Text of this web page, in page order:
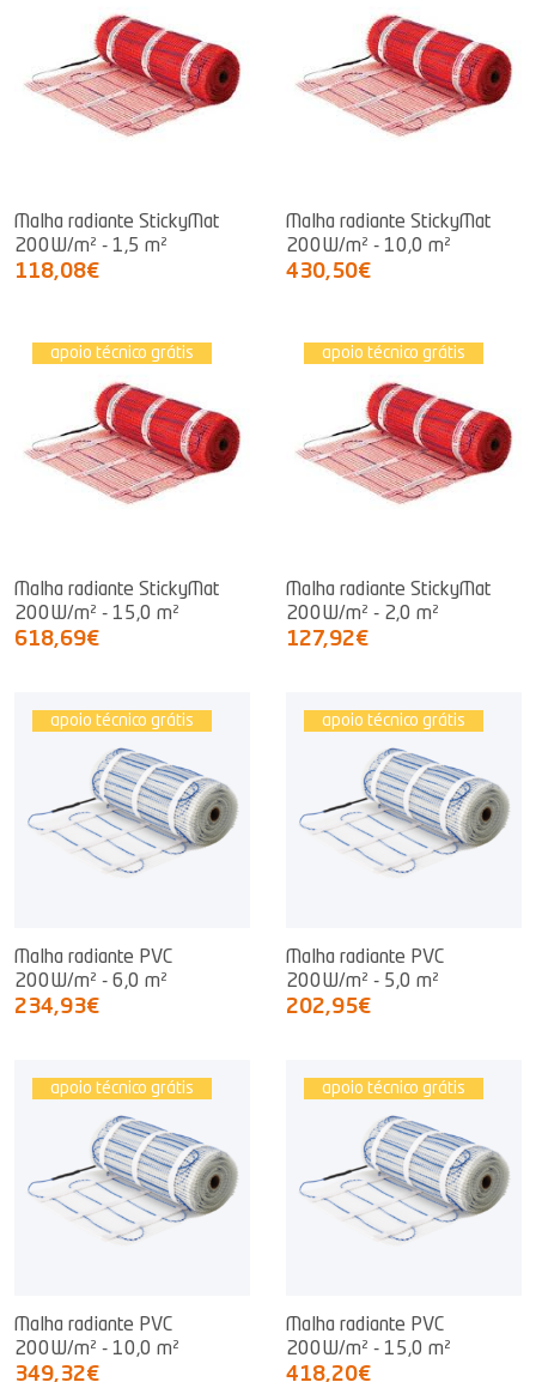
Malha radiante StickyMat
200W/m² - 1,5 m²
118,08€
Malha radiante StickyMat
200W/m² - 10,0 m²
430,50€
apoio técnico grátis
Malha radiante StickyMat
200W/m² - 15,0 m²
618,69€
apoio técnico grátis
Malha radiante StickyMat
200W/m² - 2,0 m²
127,92€
apoio técnico grátis
Malha radiante PVC
200W/m² - 6,0 m²
234,93€
apoio técnico grátis
Malha radiante PVC
200W/m² - 5,0 m²
202,95€
apoio técnico grátis
Malha radiante PVC
200W/m² - 10,0 m²
349,32€
apoio técnico grátis
Malha radiante PVC
200W/m² - 15,0 m²
418,20€